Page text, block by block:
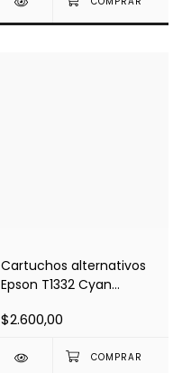
Cartuchos alternativos
Epson T1332 Cyan
TX135 / TX235 / TX320 /
$2.600,00